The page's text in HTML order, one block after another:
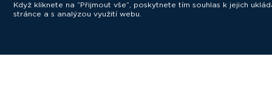
Když kliknete na “Přijmout vše”, poskytnete tím souhlas k jejich
stránce a s analýzou využití webu.